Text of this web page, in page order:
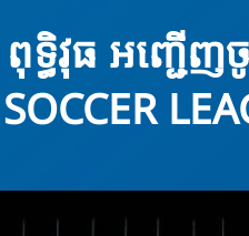
ធិវុធ អញ្ជេីញ
SOCCER